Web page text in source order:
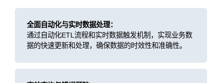
全面自动化与实时数据处理：
通过自动化ETL流程和实时数据触发机制，实现业务数
据的快速更新和处理，确保数据的时效性和准确性。